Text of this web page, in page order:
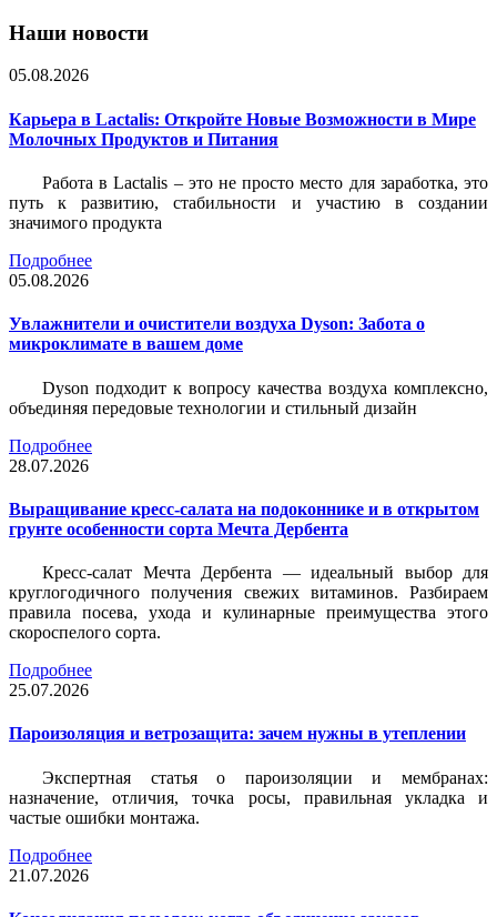
Наши новости
05.08.2026
Карьера в Lactalis: Откройте Новые Возможности в Мире
Молочных Продуктов и Питания
Работа в Lactalis – это не просто место для заработка, это
путь к развитию, стабильности и участию в создании
значимого продукта
Подробнее
05.08.2026
Увлажнители и очистители воздуха Dyson: Забота о
микроклимате в вашем доме
Dyson подходит к вопросу качества воздуха комплексно,
объединяя передовые технологии и стильный дизайн
Подробнее
28.07.2026
Выращивание кресс-салата на подоконнике и в открытом
грунте особенности сорта Мечта Дербента
Кресс-салат Мечта Дербента — идеальный выбор для
круглогодичного получения свежих витаминов. Разбираем
правила посева, ухода и кулинарные преимущества этого
скороспелого сорта.
Подробнее
25.07.2026
Пароизоляция и ветрозащита: зачем нужны в утеплении
Экспертная статья о пароизоляции и мембранах:
назначение, отличия, точка росы, правильная укладка и
частые ошибки монтажа.
Подробнее
21.07.2026